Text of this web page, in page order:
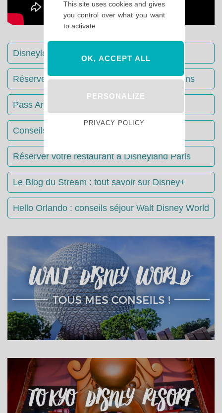
Disneyland Paris : Le guide complet
Réserver votre séjour : toutes les informations
Pass Annuels Disney : informations
Conseils & Astuces Disneyland Paris
Réserver votre restaurant à Disneyland Paris
Le Blog du Stream : tout savoir sur Disney+
Hello Orlando : conseils séjour Walt Disney World
This site uses cookies and gives
you control over what you want
to activate
OK, ACCEPT ALL
PERSONALIZE
PRIVACY POLICY